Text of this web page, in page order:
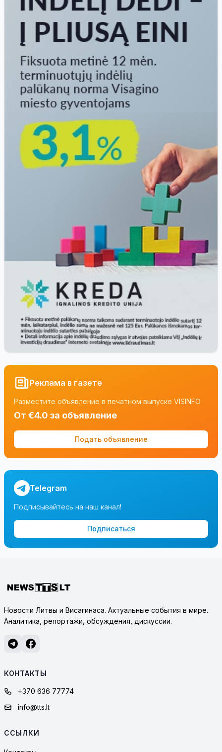
Реклама в газете
Разместите объявление в печатном выпуске VISINFO
От €4.0 за объявление
Подать объявление
Telegram
Подписывайтесь на наш канал!
Подписаться
Новости Литвы и Висагинаса. Актуальные события в мире.
Аналитика, репортажи, обсуждения, дискуссии.
КОНТАКТЫ
+370 636 77774
info@tts.lt
ССЫЛКИ